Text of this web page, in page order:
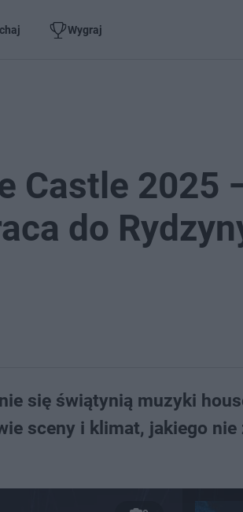
Wygraj
Castle 2025
do
się świątynią muzyki
sceny i klimat, jakiego nie